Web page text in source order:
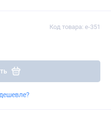
Код товара: e-351